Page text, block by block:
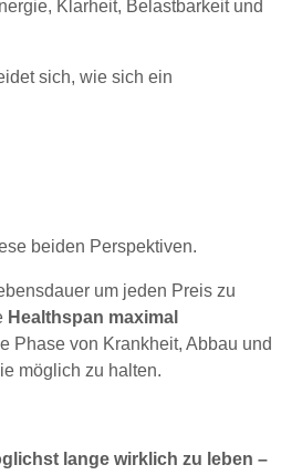
Klarheit, Belastbarkeit und
sich, wie sich ein
beiden Perspektiven.
um jeden Preis zu
Healthspan maximal
Phase von Krankheit, Abbau und
möglich zu halten.
lange wirklich zu leben –